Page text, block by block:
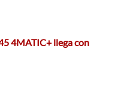
4MATIC+ llega con